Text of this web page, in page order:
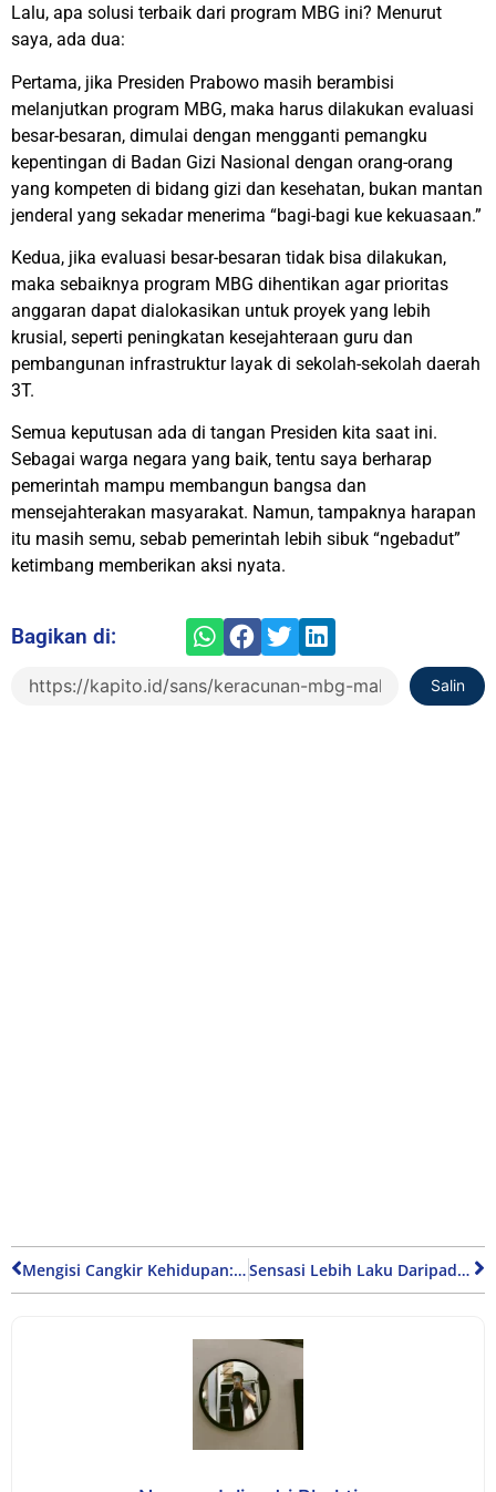
Lalu, apa solusi terbaik dari program MBG ini? Menurut
saya, ada dua:
Pertama, jika Presiden Prabowo masih berambisi
melanjutkan program MBG, maka harus dilakukan evaluasi
besar-besaran, dimulai dengan mengganti pemangku
kepentingan di Badan Gizi Nasional dengan orang-orang
yang kompeten di bidang gizi dan kesehatan, bukan mantan
jenderal yang sekadar menerima “bagi-bagi kue kekuasaan.”
Kedua, jika evaluasi besar-besaran tidak bisa dilakukan,
maka sebaiknya program MBG dihentikan agar prioritas
anggaran dapat dialokasikan untuk proyek yang lebih
krusial, seperti peningkatan kesejahteraan guru dan
pembangunan infrastruktur layak di sekolah-sekolah daerah
3T.
Semua keputusan ada di tangan Presiden kita saat ini.
Sebagai warga negara yang baik, tentu saya berharap
pemerintah mampu membangun bangsa dan
mensejahterakan masyarakat. Namun, tampaknya harapan
itu masih semu, sebab pemerintah lebih sibuk “ngebadut”
ketimbang memberikan aksi nyata.
Bagikan di:
Salin
Mengisi Cangkir Kehidupan: Menemukan Kekuatan dalam Perubahan Sikap Sensasi Lebih Laku Daripada Apresiasi: Kritik Untuk Media Sosial Pendakian Gunung Indonesia